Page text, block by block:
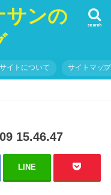
サンの
search
イトについて サイトマップ
15.46.47
LINE